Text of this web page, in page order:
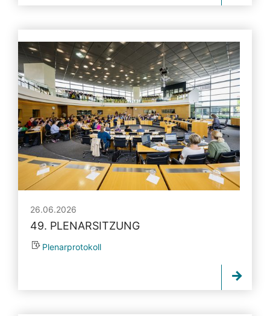
26.06.2026
49. PLENARSITZUNG
Plenarprotokoll